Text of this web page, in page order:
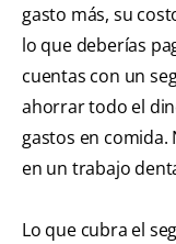
gasto más, su
lo que deberías
cuentas con un
ahorrar todo el
gastos en
en un trabajo
Lo que cubra el